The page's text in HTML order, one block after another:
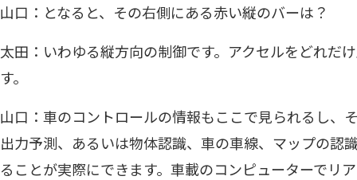
山口：となると、その右側にある赤い縦のバーは？
太田：いわゆる縦方向の制御です。アクセルをどれだ
す。
山口：車のコントロールの情報もここで見られるし、
出力予測、あるいは物体認識、車の車線、マップの認
ることが実際にできます。車載のコンピューターでリ